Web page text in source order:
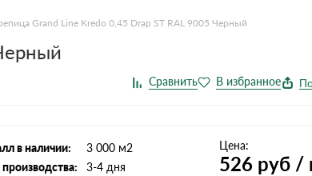
Гибкая черепица
Grand Line Kredo 0,45 Drap ST RAL 9005 Черный
в наличии
3 000 м2
3-4 дня
Цена:
526 руб /